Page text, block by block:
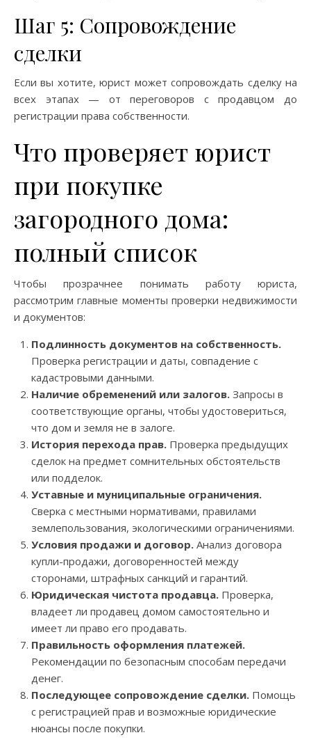
Шаг 5: Сопровождение
сделки
Если вы хотите, юрист может сопровождать сделку на
всех этапах — от переговоров с продавцом до
регистрации права собственности.
Что проверяет юрист
при покупке
загородного дома:
полный список
Чтобы прозрачнее понимать работу юриста,
рассмотрим главные моменты проверки недвижимости
и документов:
Подлинность документов на собственность.
Проверка регистрации и даты, совпадение с
кадастровыми данными.
Наличие обременений или залогов. Запросы в
соответствующие органы, чтобы удостовериться,
что дом и земля не в залоге.
История перехода прав. Проверка предыдущих
сделок на предмет сомнительных обстоятельств
или подделок.
Уставные и муниципальные ограничения.
Сверка с местными нормативами, правилами
землепользования, экологическими ограничениями.
Условия продажи и договор. Анализ договора
купли-продажи, договоренностей между
сторонами, штрафных санкций и гарантий.
Юридическая чистота продавца. Проверка,
владеет ли продавец домом самостоятельно и
имеет ли право его продавать.
Правильность оформления платежей.
Рекомендации по безопасным способам передачи
денег.
Последующее сопровождение сделки. Помощь
с регистрацией прав и возможные юридические
нюансы после покупки.